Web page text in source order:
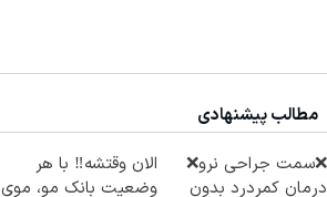
مطالب پیشنهادی
❌سمت جراحی نرو❌
درمان کمردرد بدون
الان وقتشه‼️ با هر
وضعیت بانک مو، موی